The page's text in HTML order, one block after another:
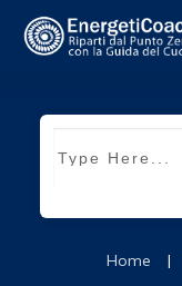
Home |